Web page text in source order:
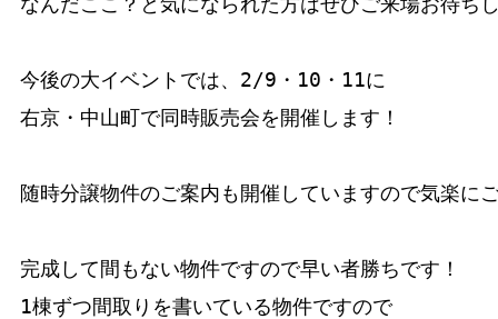
今後の大イベントでは、2/9・10・11に
右京・中山町で同時販売会を開催します！
随時分譲物件のご案内も開催していますので気楽に
完成して間もない物件ですので早い者勝ちです！
1棟ずつ間取りを書いている物件ですので